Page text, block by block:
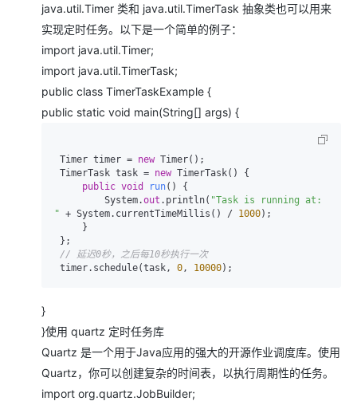
​​java.util.Timer​​​ 类和 ​​java.util.TimerTask​​ 抽象类也可以用来
实现定时任务。以下是一个简单的例子：
import java.util.Timer;
import java.util.TimerTask;
public class TimerTaskExample {
public static void main(String[] args) {
Timer timer = new Timer();
TimerTask task = new TimerTask() {
public void run()
{
         System.
out .println( "Task is running at:
" + System.currentTimeMillis() / 1000);
// 延迟0秒，之后每10秒执行一次
timer.schedule(task, 0 , 10000
}
}使用 ​​quartz​​ 定时任务库
Quartz 是一个用于Java应用的强大的开源作业调度库。使用
Quartz，你可以创建复杂的时间表，以执行周期性的任务。
import org.quartz.JobBuilder;